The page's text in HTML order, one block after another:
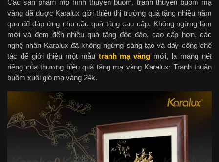
Các sản phẩm mô hình thuyền buồm, tranh thuyền buồm mạ
vàng đã được Karalux giới thiệu thị trường quà tặng nhiều năm
qua để đáp ứng nhu cầu quà tặng cao cấp. Không ngừng làm
mới và đem đến nhiều quà tặng độc đáo, cao cấp hơn, các
nghệ nhân Karalux đã không ngừng sáng tạo và dày công chế
tác để giới thiệu một mẫu tranh mạ vàng mới, lạ mang nét
riêng của thương hiệu quà tặng mạ vàng Karalux: Tranh thuận
buồm xuôi gió mạ vàng 24k.